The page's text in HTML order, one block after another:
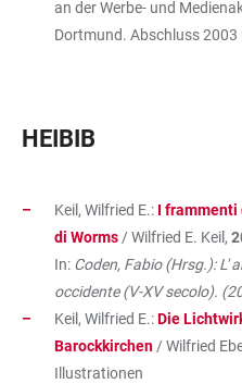
an der Werbe- und
Dortmund. Abschluss 2003
HEIBIB
Keil, Wilfried E.: I frammenti
di Worms / Wilfried E. Keil,
In: Coden, Fabio (Hrsg.): L'
occidente (V-XV secolo).
Keil, Wilfried E.:Die
Barockkirchen / Wilfried
Illustrationen